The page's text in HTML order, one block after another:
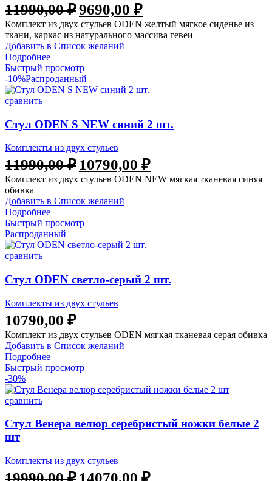
11990,00₽9690,00 ₽
Комплект из двух стульев ODEN желтый мягкое сиденье из
ткани, каркас из натурального массива гевеи
Добавить в Список желаний
Подробнее
Быстрый просмотр
-10%Распроданный
сравнить
Стул ODEN S NEW синий 2 шт.
Комплекты из двух стульев
11990,00₽ 10790,00 ₽
Комплект из двух стульев ODEN NEW мягкая тканевая синяя
обивка
Добавить в Список желаний
Подробнее
Быстрый просмотр
Распроданный
сравнить
Стул ODEN светло-серый 2 шт.
Комплекты из двух стульев
10790,00 ₽
Комплект из двух стульев ODEN мягкая тканевая серая обивка
Добавить в Список желаний
Подробнее
Быстрый просмотр
-30%
сравнить
Стул Венера велюр серебристый ножки белые 2
шт
Комплекты из двух стульев